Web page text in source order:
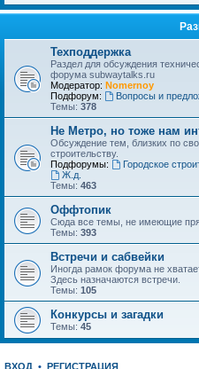
Техподдержка
Раздел для обсуждения
форума subwaytalks.ru
Модератор: Nomernoy
Подфорум:
Вопросы и
Темы: 378
Не Метро, но тоже нам
Обсуждение тем, близких по
строительству.
Подфорумы:
Городское
Ж.д.
Темы: 463
Оффтопик
Сюда все темы, не имеющие
Темы: 393
Встречи и сабвейки
Иногда рамок форума не
Здесь назначаются встречи.
Темы: 105
Конкурсы и загадки
Темы: 45
ВХОД • РЕГИСТРАЦИЯ